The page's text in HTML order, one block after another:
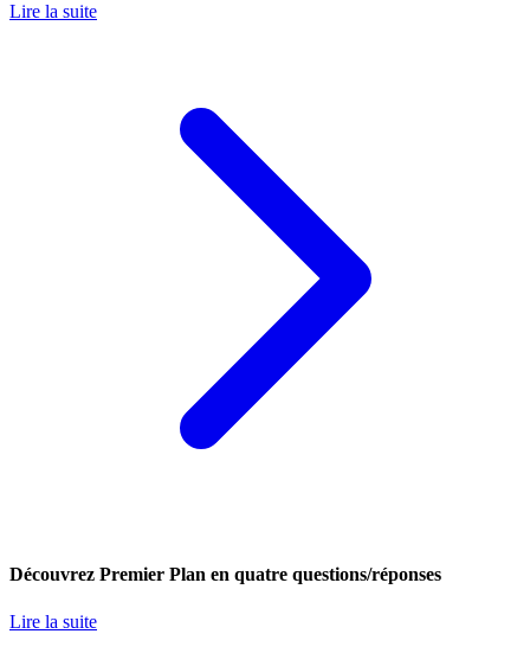
Lire la suite
Découvrez Premier Plan en quatre questions/réponses
Lire la suite